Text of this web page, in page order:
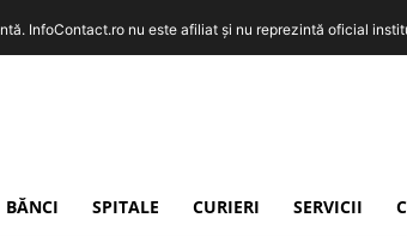
InfoContact.ro nu este afiliat și nu reprezintă oficial
BĂNCI SPITALE CURIERI SERVICII